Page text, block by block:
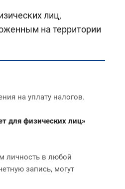
лиц,
на территории
на уплату налогов.
для физических лиц»
личность в любой
запись, могут